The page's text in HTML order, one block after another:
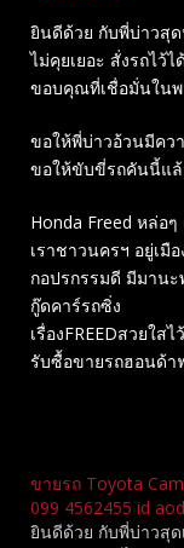
ยินดีด้วย กับพี่บ่าวสุ
ไม่คุยเยอะ สั่งรถไว้
ขอบคุณที่เชื่อมั่นในพ
ขอให้พี่บ่าวอ้วนมีคว
ขอให้ขับขี่รถคันนี้แล้
Honda Freed หล่อ
เราชาวนครฯ อยู่เมื
กอปรกรรมดี มีมานะ
กู๊ดคาร์รถซิ่ง
เรื่องFREEDสวยใสไ
รับซื้อขายรถฮอนด้า
ขายรถ Toyota
099 4562455 id
ยินดีด้วย กับพี่บ่าวสุด